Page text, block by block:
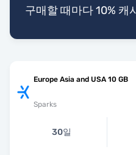
구매할 때마다 10% 캐
Europe Asia and USA 10 GB
Sparks
30일